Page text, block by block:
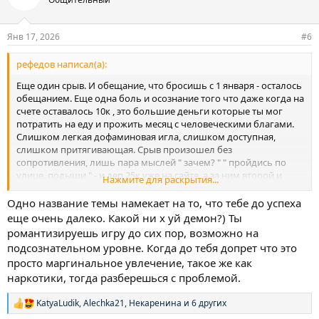
Янв 17, 2026 #6
рефедов написал(а):
Еще один срыв. И обещание, что бросишь с 1 января - осталось
обещанием. Еще одна боль и осознание того что даже когда на
счете оставалось 10к , это большие деньги которые ты мог
потратить на еду и прожить месяц с человеческими благами.
Слишком легкая дофаминовая игла, слишком доступная,
слишком притягивающая. Срыв произошел без
сопротивления, лишь пара мыслей " зачем? " " пройдись по
улице, подыши " - и деп 25к уже на сайте, а за ним второй и
третий. Телефон заложенный в ломбарде - остается лежать в
ломбарде, благо хоть пару долгов было отдано. Сейчас
смотрю на себя и думаю, а хочу ли я бросить? - Хочу. Готов ли
сейчас? Снова нет. Почему? - хочется сделать " последний деп "
- бред? Бред. Сколько раз уже это было. Уже нет эмоций,
принятие. Бывает. Снова. Были в дерьме, закладывали
ноутбуки, были в ****. Все было, а это, то что произошло вчера
всего-лишь проигранная ЗП, новых долгов не взял, ноутбук не
заложил, не так уж и плохо. Мозг адаптировался к жизни в
нищите. Видимо я слишком глубоко в игре. Знаю ли я что
делать? Знаю и советов тут много было, полезных. Просто не
Нажмите для раскрытия...
Одно название темы намекает на то, что тебе до успеха
еще очень далеко. Какой ни х уй демон?) Ты
романтизируешь игру до сих пор, возможно на
подсознательном уровне. Когда до тебя допрет что это
просто маргинальное увлечение, такое же как
наркотики, тогда разберешься с проблемой.
Р
KatyaLudik,Alechka21, Некаренина и 6 других